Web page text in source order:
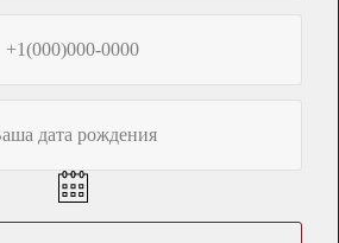
+1(000)000-0000
дата рождения